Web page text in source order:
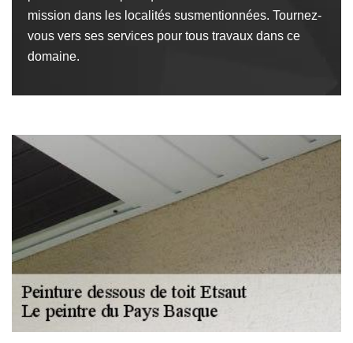
mission dans les localités susmentionnées. Tournez-
vous vers ses services pour tous travaux dans ce
domaine.